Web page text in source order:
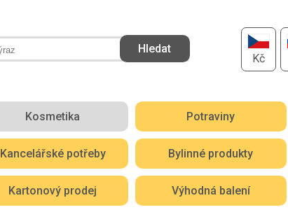
Kč
Kosmetika Potraviny
Kancelářské potřeby Bylinné produkty
Kartonový prodej Výhodná balení